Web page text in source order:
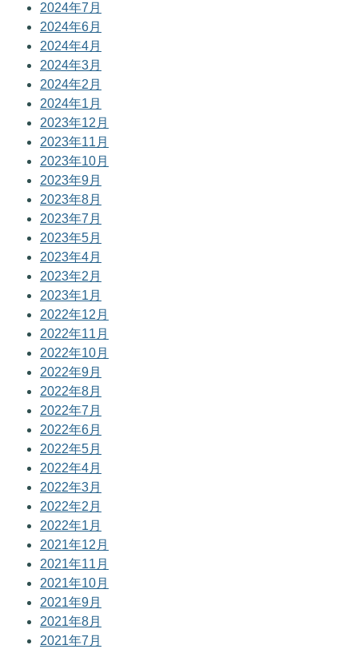
2024年7月
2024年6月
2024年4月
2024年3月
2024年2月
2024年1月
2023年12月
2023年11月
2023年10月
2023年9月
2023年8月
2023年7月
2023年5月
2023年4月
2023年2月
2023年1月
2022年12月
2022年11月
2022年10月
2022年9月
2022年8月
2022年7月
2022年6月
2022年5月
2022年4月
2022年3月
2022年2月
2022年1月
2021年12月
2021年11月
2021年10月
2021年9月
2021年8月
2021年7月